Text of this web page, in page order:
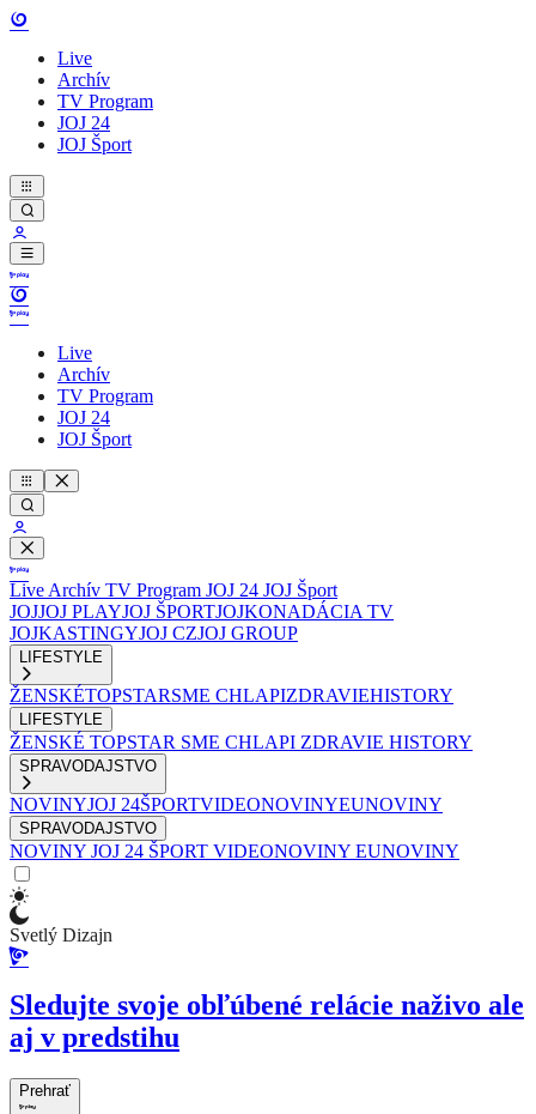
Live
Archív
TV Program
JOJ 24
JOJ Šport
Live
Archív
TV Program
JOJ 24
JOJ Šport
Live Archív TV Program JOJ 24 JOJ Šport
JOJJOJ PLAYJOJ ŠPORTJOJKONADÁCIA TV
JOJKASTINGYJOJ CZJOJ GROUP
LIFESTYLE
ŽENSKÉTOPSTARSME CHLAPIZDRAVIEHISTORY
LIFESTYLE
ŽENSKÉ TOPSTAR SME CHLAPI ZDRAVIE HISTORY
SPRAVODAJSTVO
NOVINYJOJ 24ŠPORTVIDEONOVINYEUNOVINY
SPRAVODAJSTVO
NOVINY JOJ 24 ŠPORT VIDEONOVINY EUNOVINY
Svetlý Dizajn
Sledujte svoje obľúbené relácie naživo ale
aj v predstihu
Prehrať